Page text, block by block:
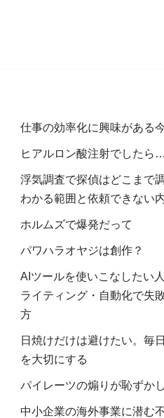
仕事の効率化に興味がある
ヒアルロン酸注射でしたら…
浮気調査で探偵はどこまで
わかる範囲と依頼できない
ホルムズで爆発だって
パワハラオヤジは創作？
AIツールを使いこなしたい
ライティング・自動化で失
方
日焼けだけは避けたい。毎
を大切にする
パイレーツの煽りが恥ずか
中小企業の海外事業に潜む